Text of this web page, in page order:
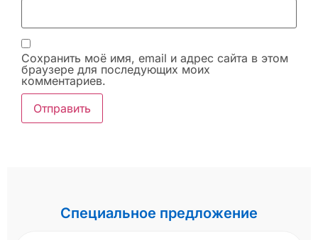
Сохранить моё имя, email и адрес сайта в этом
браузере для последующих моих
комментариев.
Специальное предложение